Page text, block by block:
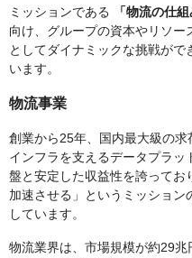
ミッションである 「物流の仕
向け、グループの資本やリソ
としてダイナミックな挑戦が
います。
物流事業
創業から25年、国内最大級の
インフラを支えるデータプラ
盤と安定した収益性を誇って
加速させる」というミッション
しています。
物流業界は、市場規模が約29